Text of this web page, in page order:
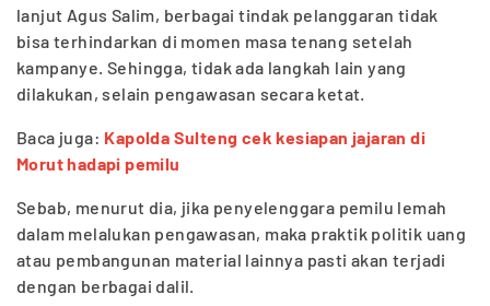
lanjut Agus Salim, berbagai tindak pelanggaran tidak
bisa terhindarkan di momen masa tenang setelah
kampanye. Sehingga, tidak ada langkah lain yang
dilakukan, selain pengawasan secara ketat.
Baca juga: Kapolda Sulteng cek kesiapan jajaran di
Morut hadapi pemilu
Sebab, menurut dia, jika penyelenggara pemilu lemah
dalam melalukan pengawasan, maka praktik politik uang
atau pembangunan material lainnya pasti akan terjadi
dengan berbagai dalil.